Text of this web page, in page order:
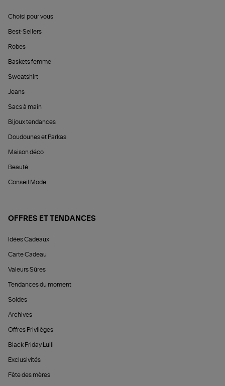
Choisi pour vous
Best-Sellers
Robes
Baskets femme
Sweatshirt
Jeans
Sacs à main
Bijoux tendances
Doudounes et Parkas
Maison déco
Beauté
Conseil Mode
OFFRES ET TENDANCES
Idées Cadeaux
Carte Cadeau
Valeurs Sûres
Tendances du moment
Soldes
Archives
Offres Privilèges
Black Friday Lulli
Exclusivités
Fête des mères